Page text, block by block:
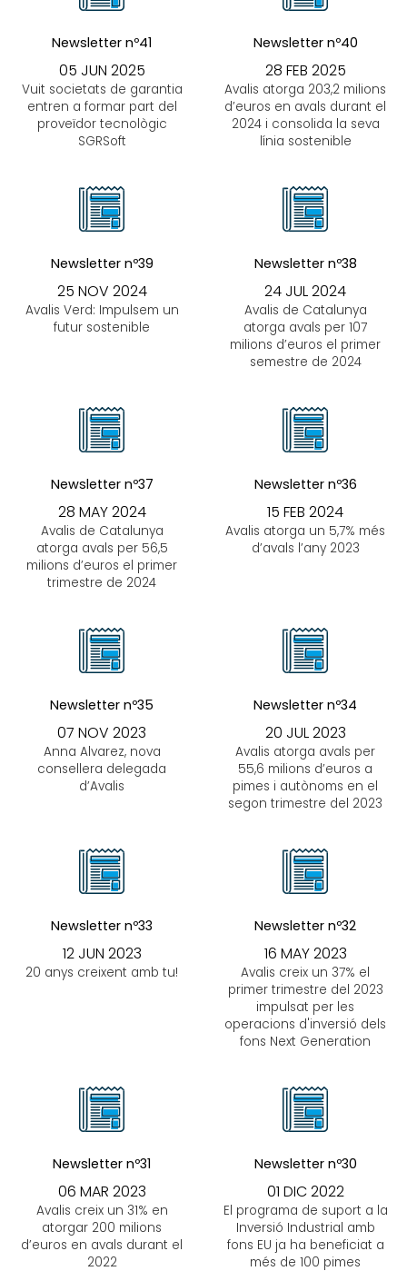
Newsletter nº41
05 JUN 2025
Vuit societats de garantia
entren a formar part del
proveïdor tecnològic
SGRSoft
Newsletter nº40
28 FEB 2025
Avalis atorga 203,2 milions
d’euros en avals durant el
2024 i consolida la seva
línia sostenible
Newsletter nº39
25 NOV 2024
Avalis Verd: Impulsem un
futur sostenible
Newsletter nº38
24 JUL 2024
Avalis de Catalunya
atorga avals per 107
milions d’euros el primer
semestre de 2024
Newsletter nº37
28 MAY 2024
Avalis de Catalunya
atorga avals per 56,5
milions d’euros el primer
trimestre de 2024
Newsletter nº36
15 FEB 2024
Avalis atorga un 5,7% més
d’avals l’any 2023
Newsletter nº35
07 NOV 2023
Anna Alvarez, nova
consellera delegada
d’Avalis
Newsletter nº34
20 JUL 2023
Avalis atorga avals per
55,6 milions d’euros a
pimes i autònoms en el
segon trimestre del 2023
Newsletter nº33
12 JUN 2023
20 anys creixent amb tu!
Newsletter nº32
16 MAY 2023
Avalis creix un 37% el
primer trimestre del 2023
impulsat per les
operacions d'inversió dels
fons Next Generation
Newsletter nº31
06 MAR 2023
Avalis creix un 31% en
atorgar 200 milions
d’euros en avals durant el
2022
Newsletter nº30
01 DIC 2022
El programa de suport a la
Inversió Industrial amb
fons EU ja ha beneficiat a
més de 100 pimes